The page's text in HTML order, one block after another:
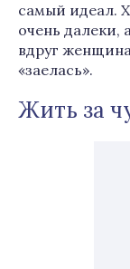
самый идеал.
очень далеки,
вдруг
«заелась».
Жить за